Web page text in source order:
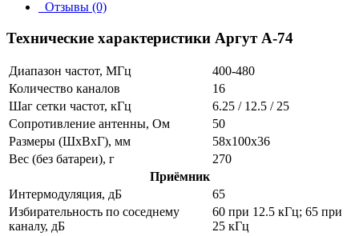
Отзывы (0)
Технические характеристики Аргут А-74
Диапазон частот, МГц
400-480
Количество каналов
16
Шаг сетки частот, кГц
6.25 / 12.5 / 25
Сопротивление антенны, Ом
50
Размеры (ШхВхГ), мм
58x100x36
Вес (без батареи), г
270
Приёмник
Интермодуляция, дБ
65
Избирательность по соседнему
каналу, дБ
60 при 12.5 кГц; 65 при
25 кГц